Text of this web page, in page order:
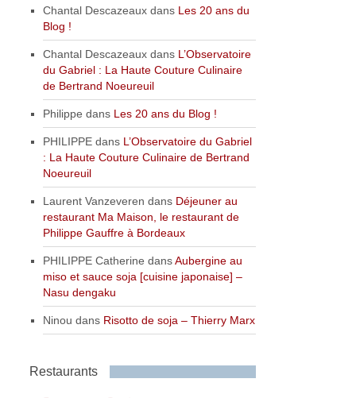
Chantal Descazeaux dans Les 20 ans du
Blog !
Chantal Descazeaux dans L’Observatoire
du Gabriel : La Haute Couture Culinaire
de Bertrand Noeureuil
Philippe dans Les 20 ans du Blog !
PHILIPPE dans L’Observatoire du Gabriel
: La Haute Couture Culinaire de Bertrand
Noeureuil
Laurent Vanzeveren dans Déjeuner au
restaurant Ma Maison, le restaurant de
Philippe Gauffre à Bordeaux
PHILIPPE Catherine dansAubergine au
miso et sauce soja [cuisine japonaise] –
Nasu dengaku
Ninou dans Risotto de soja – Thierry Marx
Restaurants